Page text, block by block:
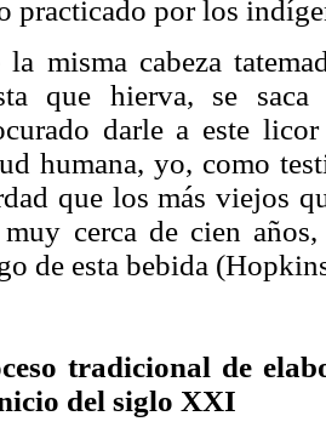
practicado por los
la misma cabeza
que hierva, se
darle a este
humana, yo, como
que los más viejos
cerca de cien
de esta bebida
tradicional de
del siglo XXI